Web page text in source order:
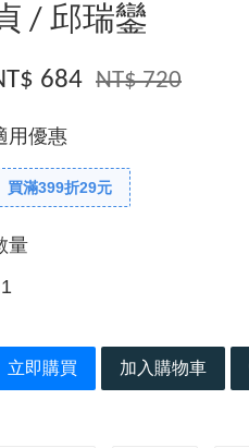
/ 邱瑞鑾
684 NT$ 720
用優惠
買滿399折29元
量
立即購買 加入購物車